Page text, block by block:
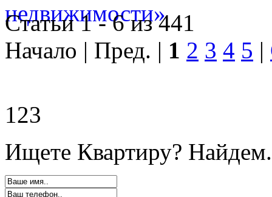
Статьи 1 - 6 из 441
Начало | Пред. | 1 2 3 4 5 |
123
Ищете Квартиру?